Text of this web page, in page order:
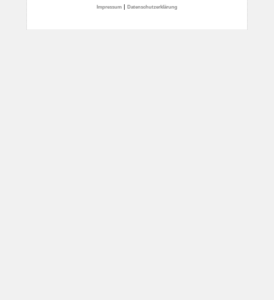
Impressum | Datenschutzerklärung